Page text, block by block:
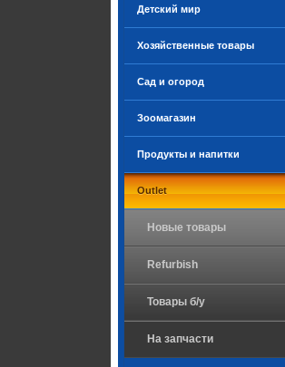
Детский мир
Хозяйственные товары
Сад и огород
Зоомагазин
Продукты и напитки
Outlet
Новые товары
Refurbish
Товары б/у
На запчасти